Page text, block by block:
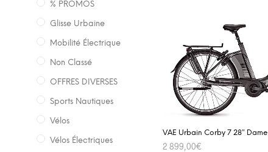
% PROMOS
Glisse Urbaine
Mobilité Électrique
Non Classé
OFFRES DIVERSES
Sports Nautiques
Vélos
Vélos Électriques
VAE Urbain Corby 7 28″ Dame
2 899,00€